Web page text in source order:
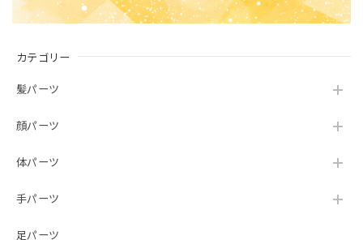
カテゴリー
髪パーツ
顔パーツ
体パーツ
手パーツ
足パーツ